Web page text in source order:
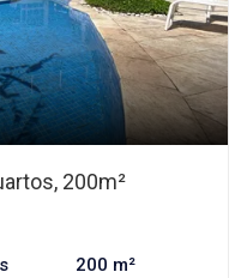
200m²
200 m²